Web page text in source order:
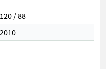
120 / 88
2010